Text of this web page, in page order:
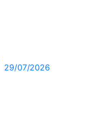
29/07/2026